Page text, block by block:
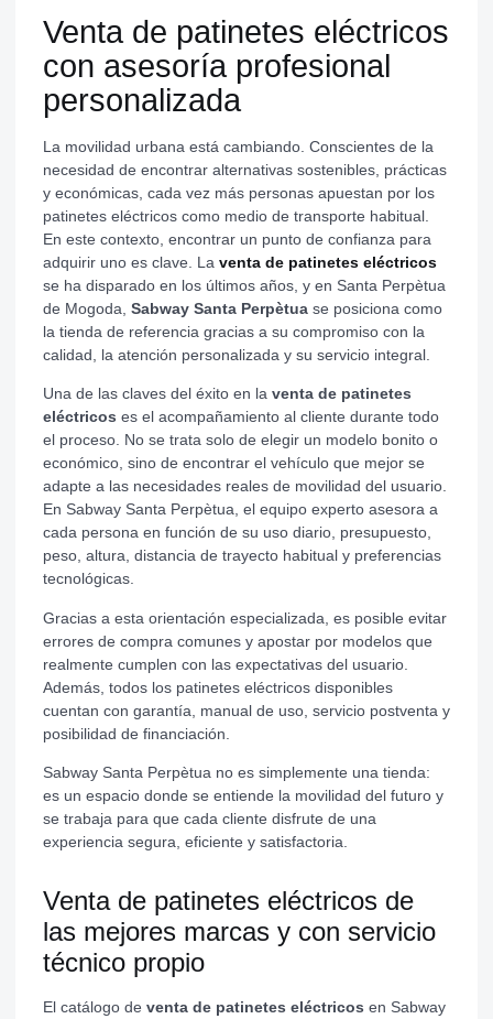
Venta de patinetes eléctricos
con asesoría profesional
personalizada
La movilidad urbana está cambiando. Conscientes de la
necesidad de encontrar alternativas sostenibles, prácticas
y económicas, cada vez más personas apuestan por los
patinetes eléctricos como medio de transporte habitual.
En este contexto, encontrar un punto de confianza para
adquirir uno es clave. La venta de patinetes eléctricos
se ha disparado en los últimos años, y en Santa Perpètua
de Mogoda, Sabway Santa Perpètua se posiciona como
la tienda de referencia gracias a su compromiso con la
calidad, la atención personalizada y su servicio integral.
Una de las claves del éxito en la venta de patinetes
eléctricos es el acompañamiento al cliente durante todo
el proceso. No se trata solo de elegir un modelo bonito o
económico, sino de encontrar el vehículo que mejor se
adapte a las necesidades reales de movilidad del usuario.
En Sabway Santa Perpètua, el equipo experto asesora a
cada persona en función de su uso diario, presupuesto,
peso, altura, distancia de trayecto habitual y preferencias
tecnológicas.
Gracias a esta orientación especializada, es posible evitar
errores de compra comunes y apostar por modelos que
realmente cumplen con las expectativas del usuario.
Además, todos los patinetes eléctricos disponibles
cuentan con garantía, manual de uso, servicio postventa y
posibilidad de financiación.
Sabway Santa Perpètua no es simplemente una tienda:
es un espacio donde se entiende la movilidad del futuro y
se trabaja para que cada cliente disfrute de una
experiencia segura, eficiente y satisfactoria.
Venta de patinetes eléctricos de
las mejores marcas y con servicio
técnico propio
El catálogo de venta de patinetes eléctricos en Sabway